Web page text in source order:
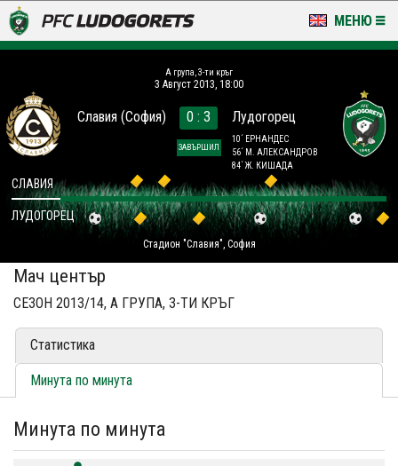
МЕНЮ
LUDOGORETS TV
НА ТЕРЕНА
СТАДИОН & БАЗИ
КЛУБ
ЗА ФЕНОВЕ
A група, 3-ти кръг
3 Август 2013, 18:00
Славия (София) 0 : 3
ЗАВЪРШИЛ
Лудогорец
10´ ЕРНАНДЕС
56´ М. АЛЕКСАНДРОВ
84´ Ж. КИШАДА
Стадион "Славия", София
СЛАВИЯ
ЛУДОГОРЕЦ
Мач център
СЕЗОН 2013/14, A ГРУПА, 3-ТИ КРЪГ
Статистика
Минута по минута
Минута по минута